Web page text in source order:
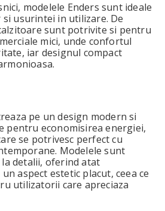
modelele Enders sunt ideale
usurintei in utilizare. De
sunt potrivite si pentru
mici, unde confortul
iar designul compact
pe un design modern si
pentru economisirea energiei,
se potrivesc perfect cu
Modelele sunt
detalii, oferind atat
aspect estetic placut, ceea ce
utilizatorii care apreciaza